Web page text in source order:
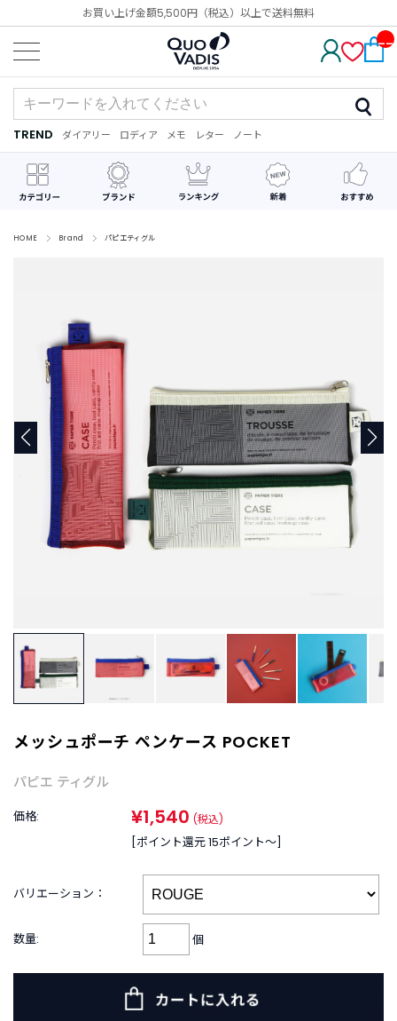
お買い上げ金額5,500円（税込）以上で送料無料
__
M_
CN
TREND
ダ
イ
ア
リ
ー
カ
レ
ン
ダ
ー
メ
手
デ
シ
ゴ
リ
ー
探
す
R
ブ
ド
ら
TREND ダイアリー ロディア メモ レター ノート
HOME Brand パピエティグル
メッシュポーチ ペンケース POCKET
パピエ ティグル
価格: ¥1,540 (税込)
[ポイント還元 15ポイント〜]
バリエーション：
数量: 個